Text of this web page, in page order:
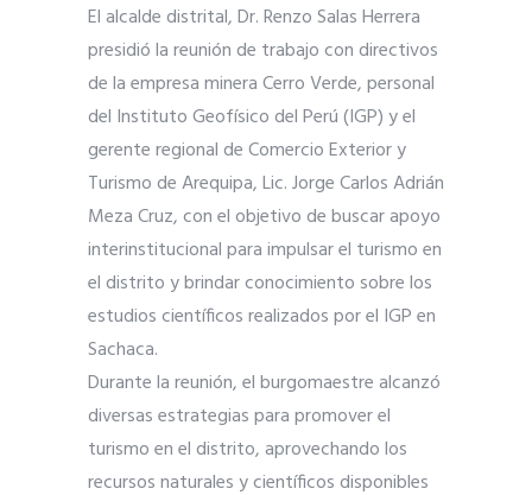
El alcalde distrital, Dr. Renzo Salas Herrera
presidió la reunión de trabajo con directivos
de la empresa minera Cerro Verde, personal
del Instituto Geofísico del Perú (IGP) y el
gerente regional de Comercio Exterior y
Turismo de Arequipa, Lic. Jorge Carlos Adrián
Meza Cruz, con el objetivo de buscar apoyo
interinstitucional para impulsar el turismo en
el distrito y brindar conocimiento sobre los
estudios científicos realizados por el IGP en
Sachaca.
Durante la reunión, el burgomaestre alcanzó
diversas estrategias para promover el
turismo en el distrito, aprovechando los
recursos naturales y científicos disponibles